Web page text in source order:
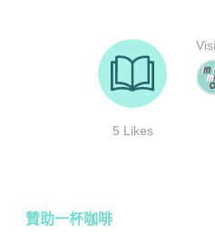
贊助一杯咖啡